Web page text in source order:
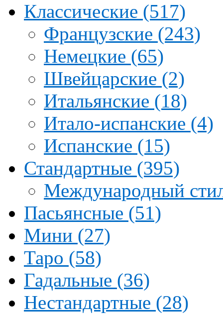
Классические (517)
Французские (243)
Немецкие (65)
Швейцарские (2)
Итальянские (18)
Итало-испанские (4)
Испанские (15)
Стандартные (395)
Международный
Пасьянсные (51)
Мини (27)
Таро (58)
Гадальные (36)
Нестандартные (28)